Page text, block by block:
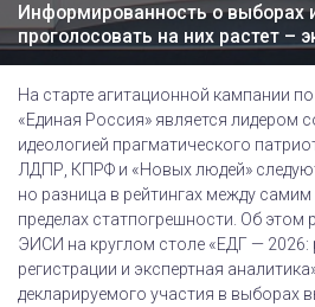
Информированность о выборах
проголосовать на них растет –
На старте агитационной кампании
«Единая Россия» является лидером
идеологией прагматического
ЛДПР, КПРФ и «Новых людей»
но разница в рейтингах между самим
пределах статпогрешности. Об этом
ЭИСИ на круглом столе «ЕДГ — 2026:
регистрации и экспертная
декларируемого участия в выборах